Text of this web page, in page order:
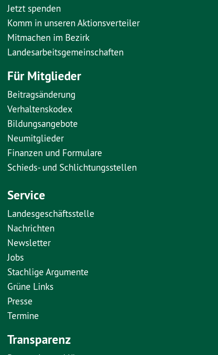
Jetzt spenden
Komm in unseren Aktionsverteiler
Mitmachen im Bezirk
Landesarbeitsgemeinschaften
Für Mitglieder
Beitragsänderung
Verhaltenskodex
Bildungsangebote
Neumitglieder
Finanzen und Formulare
Schieds- und Schlichtungsstellen
Service
Landesgeschäftsstelle
Nachrichten
Newsletter
Jobs
Stachlige Argumente
Grüne Links
Presse
Termine
Transparenz